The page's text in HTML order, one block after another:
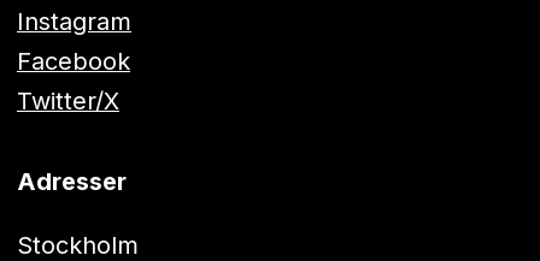
Instagram
Facebook
Twitter/X
Adresser
Stockholm